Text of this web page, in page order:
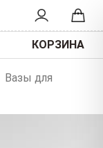
КОРЗИНА
Вазы для